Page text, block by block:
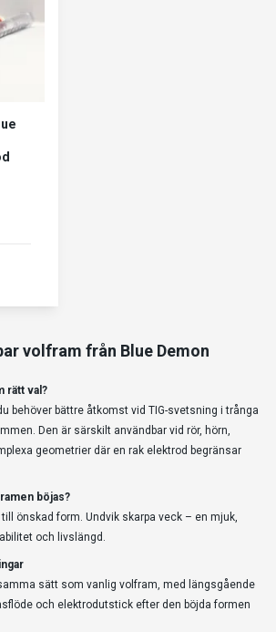
volfram från Blue Demon
rätt val?
behöver bättre åtkomst vid TIG-svetsning i trånga
Den är särskilt användbar vid rör, hörn,
geometrier där en rak elektrod begränsar
böjas?
önskad form. Undvik skarpa veck – en mjuk,
och livslängd.
sätt som vanlig volfram, med längsgående
och elektrodutstick efter den böjda formen